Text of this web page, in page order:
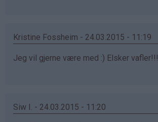
Kristine Fossheim - 24.03.2015 - 11:19
Jeg vil gjerne være med :) Elsker vafler!!!
Siw I. - 24.03.2015 - 11:20